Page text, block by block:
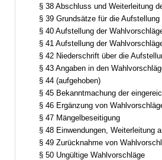
§ 38 Abschluss und Weiterleitung
§ 39 Grundsätze für die
§ 40 Aufstellung der Wahlvorschläge zur Wahl der
§ 41 Aufstellung der Wahlvorschläge zur Wahl der ersten Bürgermeisterin oder des
§ 42 Niederschrift über die
§ 43 Angaben in den
§ 44 (aufgehoben)
§ 45 Bekanntmachung der
§ 46 Ergänzung von
§ 47 Mängelbeseitigung
§ 48 Einwendungen, Weiterleitung an
§ 49 Zurücknahme von
§ 50 Ungültige Wahlvorschläge